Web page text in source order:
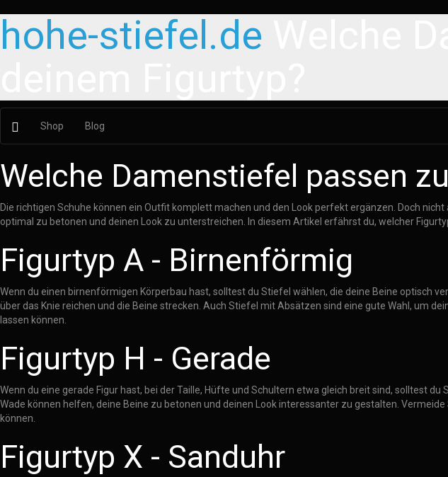
hohe-stiefel.de
Shop Blog
Welche Damenstiefel passen
Die richtigen Schuhe können ein Outfit komplett machen und den Look perfekt ergänzen. Doch
optimal zu betonen und deinen Look zu unterstreichen. In diesem Artikel erfährst du, welcher
Figurtyp A - Birnenförmig
Wenn du einen birnenförmigen Körperbau hast, solltest du Stiefel wählen, die deine Beine optisch
über das Knie reichen und die Beine strecken. Auch Stiefel mit Absätzen sind eine gute Wahl, um
lassen können.
Figurtyp H - Gerade
Wenn du eine gerade Figur hast, bei der Taille, Hüfte und Schultern etwa gleich breit sind, solltest
Wade können helfen, deine Beine zu betonen und deinen Look interessanter zu gestalten.
können.
Figurtyp X - Sanduhr